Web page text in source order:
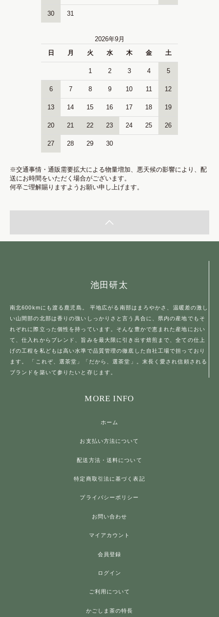
30 31
2026年9月
日
月 火 水 木 金 土
1 2 3 4 5
6 7 8 9 10 11 12
13 14 15 16 17 18 19
20 21 22 23 24 25 26
27 28 29 30
※交通事情・通販需要拡大による物量増加、悪天候の影響により、配
送にお時間をいただく場合がございます。
何卒ご理解賜りますようお願い申し上げます。
池田研太
南北600kmにも渡る鹿児島。 平地広がる南部はまろやかさ、温暖差の激し
い山間部の北部は香りの強いしっかりさと言う具合に、県内の産地でもそ
れぞれに際立った個性を持っています。そんな豊かで恵まれた産地におい
て、仕入れからブレンド、旨みを最大限に引き出す焙煎まで、全ての仕上
げの工程を私どもは高い水準で品質管理の徹底した自社工場で担っており
ます。 「これぞ、選茶堂」「だから、選茶堂」。末長く愛され信頼される
ブランドを築いて参りたいと存じます。
MORE INFO
ホーム
お支払い方法について
配送方法・送料について
特定商取引法に基づく表記
プライバシーポリシー
お問い合わせ
マイアカウント
会員登録
ログイン
ご利用について
かごしま茶の特長